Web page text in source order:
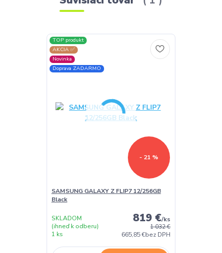
TOP produkt
AKCIA ✅
Novinka
Doprava ZADARMO
- 21 %
SAMSUNG GALAXY Z FLIP7 12/256GB
Black
1 032 €
819 €/ks
665,85 €bez DPH
SKLADOM
(ihneď k odberu)
1 ks